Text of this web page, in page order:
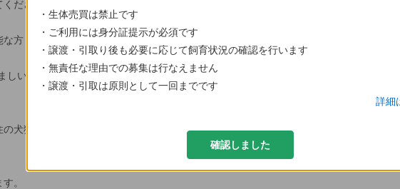
ださる方
な方
しい)、三重県(いなべ、菰野、東員)
犬猫などが2匹までの方
。
・生体売買は禁止です
・ご利用には身分証提示が必須です
・譲渡・引取り後も必要に応じて飼育状況の確認を行います
・無責任な理由での募集は行なえません
・譲渡・引取は原則として一回までです
詳細
確認しました